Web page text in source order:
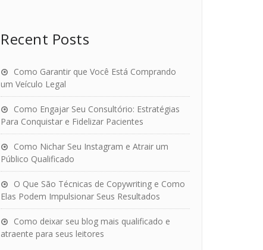
Recent Posts
Como Garantir que Você Está Comprando
um Veículo Legal
Como Engajar Seu Consultório: Estratégias
Para Conquistar e Fidelizar Pacientes
Como Nichar Seu Instagram e Atrair um
Público Qualificado
O Que São Técnicas de Copywriting e Como
Elas Podem Impulsionar Seus Resultados
Como deixar seu blog mais qualificado e
atraente para seus leitores